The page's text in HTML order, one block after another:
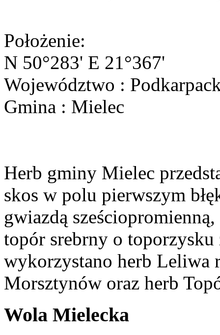
Położenie:
N 50°283' E 21°367'
Województwo :
Gmina : Mielec
Herb gminy Mielec
skos w polu pierwszym
gwiazdą
topór srebrny o
wykorzystano herb Leliwa
Morsztynów oraz herb
Wola Mielecka